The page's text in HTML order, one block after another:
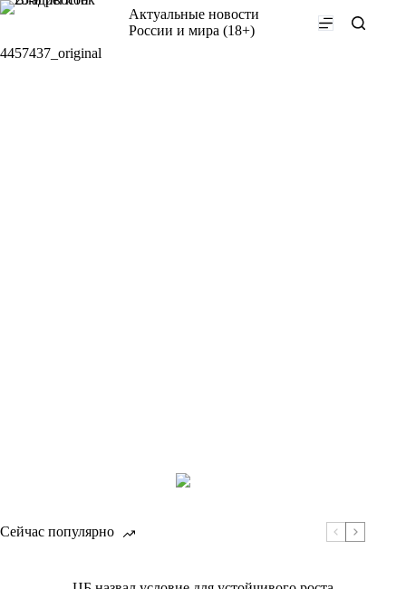
Перейти
Актуальные новости
России и мира (18+)
4457437_original
Сейчас популярно